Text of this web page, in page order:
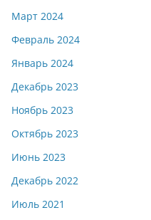
Март 2024
Февраль 2024
Январь 2024
Декабрь 2023
Ноябрь 2023
Октябрь 2023
Июнь 2023
Декабрь 2022
Июль 2021